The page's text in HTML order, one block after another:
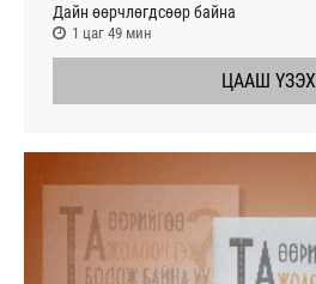
Дайн өөрчлөгдсөөр байна
1 цаг 49 мин
ЦААШ ҮЗЭХ